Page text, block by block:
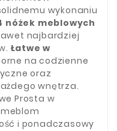
wykonaniu
nóżek meblowych
najbardziej
Łatwe w
na codzienne
oraz
wnętrza.
Prosta w
i ponadczasowy